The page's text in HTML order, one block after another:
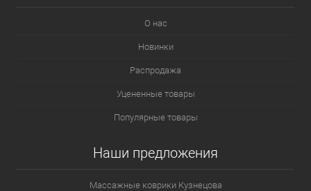
О нас
Новинки
Распродажа
Уцененные товары
Популярные товары
Наши предложения
Массажные коврики Кузнецова